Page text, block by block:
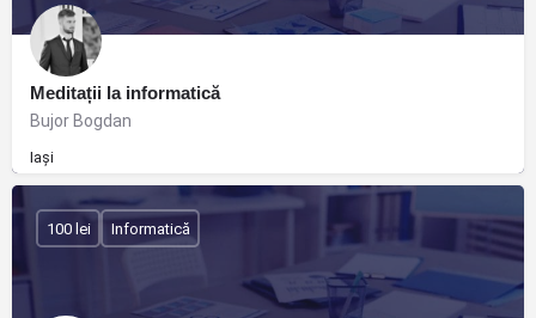
Meditații la informatică
Bujor Bogdan
Iași
100 lei Informatică